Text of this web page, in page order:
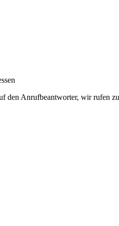
den Anrufbeantworter, wir rufen